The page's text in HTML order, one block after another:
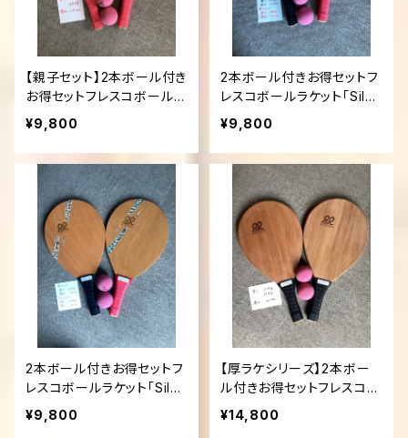
【親子セット】2本ボール付き
お得セットフレスコボールラ
ケット「Silent Rally」
¥9,800
2本ボール付きお得セットフ
レスコボールラケット「Silen
t Rally」
¥9,800
2本ボール付きお得セットフ
レスコボールラケット「Silen
t Rally」
¥9,800
【厚ラケシリーズ】2本ボー
ル付きお得セットフレスコボ
ールラケット「Silent Rally」
¥14,800